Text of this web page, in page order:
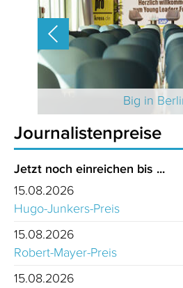
Big in
Journalistenpreise
Jetzt noch einreichen bis ...
15.08.2026
Hugo-Junkers-Preis
15.08.2026
Robert-Mayer-Preis
15.08.2026